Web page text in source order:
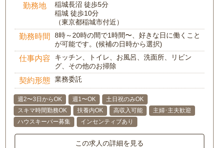
勤務地
稲城長沼 徒歩5分
稲城 徒歩10分
（東京都稲城市付近）
勤務時間
8時～20時の間で1時間〜、好きな日に働くこと
が可能です。(候補の日時から選択)
仕事内容
キッチン、トイレ、お風呂、洗面所、リビン
グ、その他のお掃除
契約形態 業務委託
週2〜3日からOK 週1〜OK
土日祝のみOK
スキマ時間勤務OK
扶養内OK 高収入可能
主婦･主夫歓迎
ハウスキーパー募集
インセンティブあり
この求人の詳細を見る